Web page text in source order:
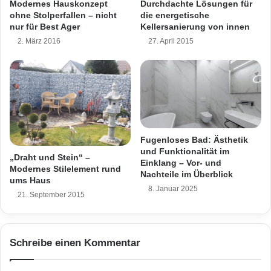
Art der Luftabsaugung keinen Anschluss nach
außen, für den die Außenwand des Hauses
durchbrochen werden müsste. Lediglich ein
Stromanschluss wird benötigt, der bei der
Planung des Bads bereits berücksichtigt
werden sollte. Über die Technik und den
Einbau gibt es unter www.geberit.de/duofresh-
info mehr Informationen im Internet.
Aktivkohle für frische Baderlebnisse
Die Bedienung der Geruchsabsaugung ist sehr
einfach. Sie startet durch Druck auf einen
b
s
s
t
i
m
m
t
b
i
s
i
h
h
e
l
e
s
w
e
i
t
z
m
T
n
d
t
e
Modernes Hauskonzept
ohne Stolperfallen – nicht
nur für Best Ager
2. März 2016
Durchdachte Lösungen für
die energetische
Kellersanierung von innen
27. April 2015
„Draht und Stein“ –
Modernes Stilelement rund
ums Haus
21. September 2015
Fugenloses Bad: Ästhetik
und Funktionalität im
Einklang – Vor- und
Nachteile im Überblick
8. Januar 2025
Schreibe einen Kommentar